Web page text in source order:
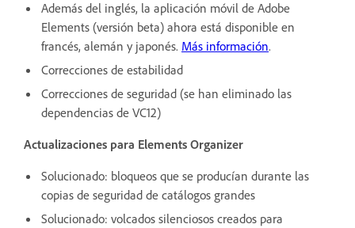
Además del inglés, la aplicación móvil de Adobe
Elements (versión beta) ahora está disponible en
francés, alemán y japonés. Más información.
Correcciones de estabilidad
Correcciones de seguridad (se han eliminado las
dependencias de VC12)
Actualizaciones para Elements Organizer
Solucionado: bloqueos que se producían durante las
copias de seguridad de catálogos grandes
Solucionado: volcados silenciosos creados para